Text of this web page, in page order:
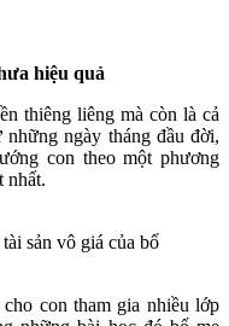
hiệu quả
thiêng liêng mà còn là cả
ngày tháng đầu đời,
con theo một phương
nhất.
sản vô giá của bố
con tham gia nhiều lớp